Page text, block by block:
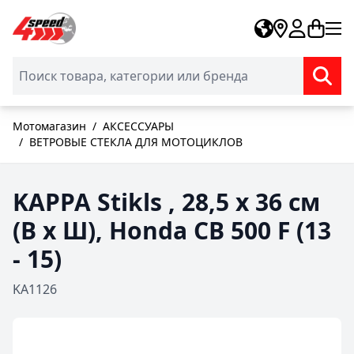
Skip to Content
Мотомагазин / АКСЕССУАРЫ
/ ВЕТРОВЫЕ СТЕКЛА ДЛЯ МОТОЦИКЛОВ
KAPPA Stikls , 28,5 x 36 см
(В x Ш), Honda CB 500 F (13
- 15)
KA1126